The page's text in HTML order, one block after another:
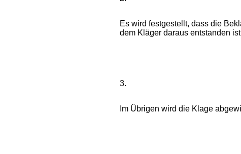
Es wird festgestellt, dass die
dem Kläger daraus entstanden
3.
Im Übrigen wird die Klage